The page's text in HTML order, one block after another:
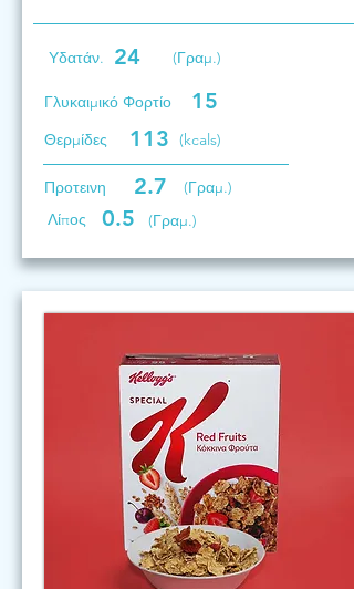
Υδατάν. 24 (Γραμ.)
Γλυκαιμικό Φορτίο 15
Θερμίδες 113 (kcals)
Προτεινη 2.7
(Γραμ.)
Λίπος
0.5 (Γραμ.)